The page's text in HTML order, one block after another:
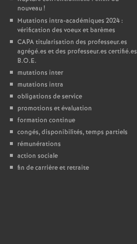
nouveau!
Mutations intra-académiques 2024 :
vérification des voeux et barèmes
CAPAtitularisation des professeur.es
agrégé.es et des professeur.es certifié.es
B.O.E.
mutations inter
mutations intra
obligations de service
promotions et évaluation
formation continue
congés, disponibilités, temps partiels
rémunérations
action sociale
fin de carrière et retraite